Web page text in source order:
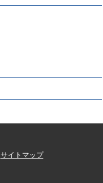
サイトマップ